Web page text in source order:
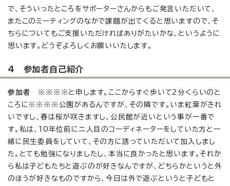
で、そういったところをサポーターさんからもご発言いただいて、
またこのミーティングのなかで課題が出てくると思いますので、そ
ちらについてもご支援いただければありがたいかな、というように
思います。どうぞよろしくお願いいたします。
4 参加者自己紹介
参加者
※※※※と申します。ここからすぐ歩いて2分くらいのと
ころに※※※※公園があるんですが、その隣です。いま紅葉がきれ
いですし、春は桜が咲きますし、公民館が近いという事が一番で
す。私は、10年位前に二人目のコーディネーターをしていた方と一
緒に民生委員をしていて、その方に誘っていただいて加入しまし
た。とても勉強になりましたし、本当に良かったと思います。それか
ら私は子どもたちと遊ぶのが好きなんですが、どちらかというと外
のほうが好きなものですから、今日は外で遊ぶというと子どもと